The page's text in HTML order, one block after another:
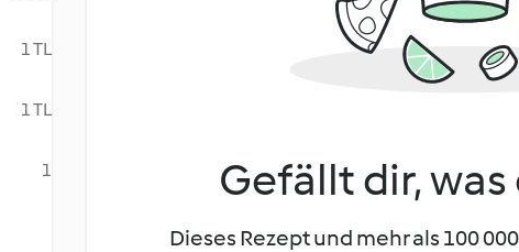
1 TL
1 TL
1 Gefällt dir, was
Dieses Rezept und mehr als 100